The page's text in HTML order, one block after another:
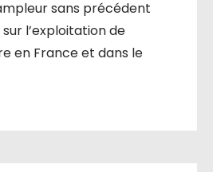
sans précédent
l’exploitation de
en France et dans le